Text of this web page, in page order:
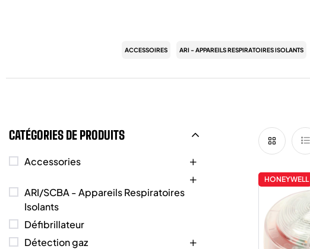
ACCESSOIRES ARI - APPAREILS RESPIRATOIRES ISOLANTS
HONEYWELL
CATÉGORIES DE PRODUITS
Accessories
ARI/SCBA - Appareils Respiratoires
Isolants
Défibrillateur
Détection gaz